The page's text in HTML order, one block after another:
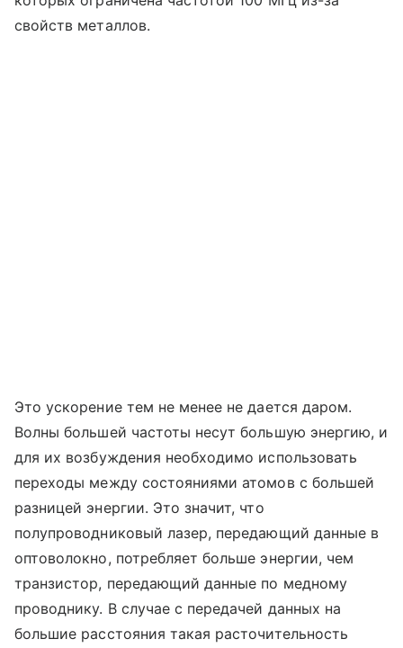
свойств металлов.
Это ускорение тем не менее не дается даром.
Волны большей частоты несут большую энергию, и
для их возбуждения необходимо использовать
переходы между состояниями атомов с большей
разницей энергии. Это значит, что
полупроводниковый лазер, передающий данные в
оптоволокно, потребляет больше энергии, чем
транзистор, передающий данные по медному
проводнику. В случае с передачей данных на
большие расстояния такая расточительность